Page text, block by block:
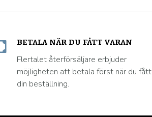
BETALA NÄR DU FÅTT VARAN
Flertalet återförsäljare erbjuder
möjligheten att betala först när du fått
din beställning.